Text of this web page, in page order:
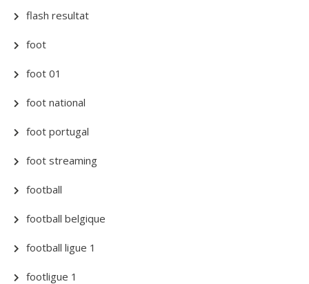
flash resultat
foot
foot 01
foot national
foot portugal
foot streaming
football
football belgique
football ligue 1
footligue 1